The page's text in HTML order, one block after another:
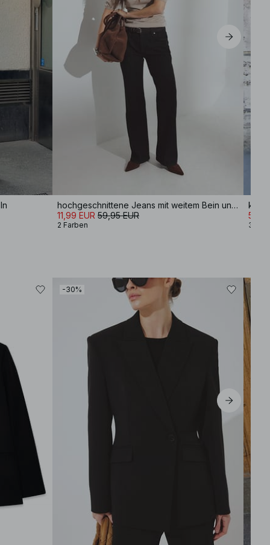
EU 44
hochgeschnittene Jeans mit weitem Bein und Pintucks
11,99 EUR 59,95 EUR
2 Farben 3
-30%